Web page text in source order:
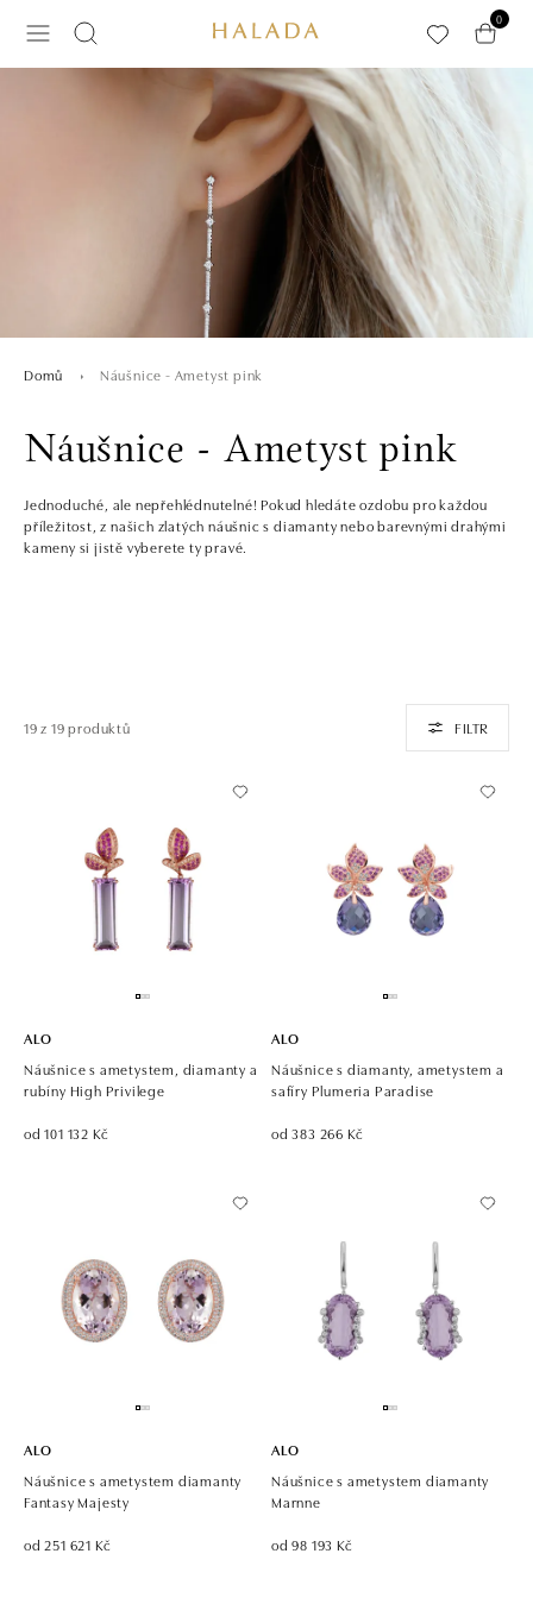
0
Domů Náušnice - Ametyst pink
Náušnice - Ametyst pink
Jednoduché, ale nepřehlédnutelné! Pokud hledáte ozdobu pro každou
příležitost, z našich zlatých náušnic s diamanty nebo barevnými drahými
kameny si jistě vyberete ty pravé.
19 z 19 produktů FILTR
ALO
Náušnice s ametystem, diamanty a
rubíny High Privilege
od 101 132 Kč
ALO
Náušnice s diamanty, ametystem a
safíry Plumeria Paradise
od 383 266 Kč
ALO
Náušnice s ametystem diamanty
Fantasy Majesty
od 251 621 Kč
ALO
Náušnice s ametystem diamanty
Marnne
od 98 193 Kč